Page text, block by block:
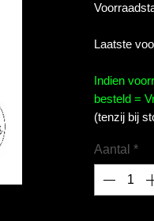
Laatste
Indien
besteld =
(tenzij bij
Aantal *